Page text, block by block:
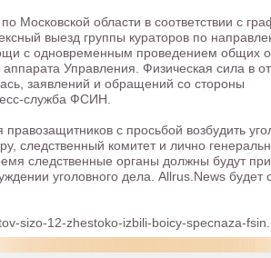
области в соответствии с
выезд группы кураторов по
с одновременным проведением общих
Управления. Физическая сила в
заявлений и обращений со стороны
служба ФСИН.
с просьбой возбудить
следственный комитет и лично
следственные органы должны будут
уголовного дела. Allrus.News будет
sizo-12-zhestoko-izbili-boicy-specnaza-